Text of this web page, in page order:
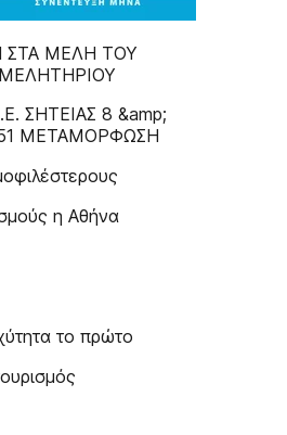
MEΛH TOY
ΣΗΤΕΙΑΣ 8 &amp;
ΜΕΤΑΜΟΡΦΩΣΗ
η Αθήνα
το πρώτο